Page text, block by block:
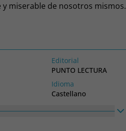
miserable de nosotros mismos.
Editorial
PUNTO LECTURA
Idioma
Castellano